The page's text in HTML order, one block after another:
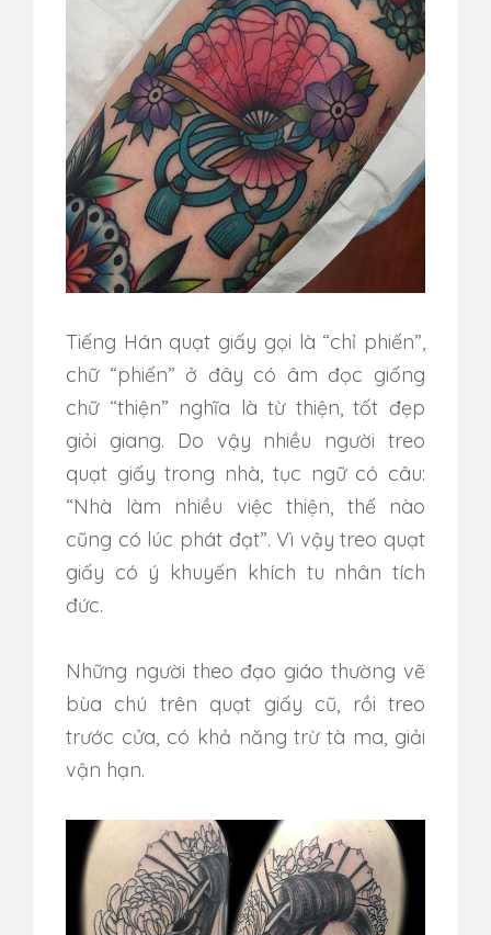
Tiếng Hán quạt giấy gọi là “chỉ phiến”,
chữ “phiến” ở đây có âm đọc giống
chữ “thiện” nghĩa là từ thiện, tốt đẹp
giỏi giang. Do vậy nhiều người treo
quạt giấy trong nhà, tục ngữ có câu:
“Nhà làm nhiều việc thiện, thế nào
cũng có lúc phát đạt”. Vì vậy treo quạt
giấy có ý khuyến khích tu nhân tích
đức.
Những người theo đạo giáo thường vẽ
bùa chú trên quạt giấy cũ, rồi treo
trước cửa, có khả năng trừ tà ma, giải
vận hạn.